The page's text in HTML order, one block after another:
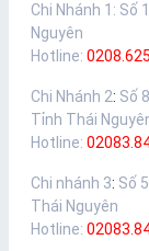
Chi Nhánh 1 : Số
Nguyên
Hotline:
Chi Nhánh 2: Số
Tỉnh Thái
Hotline:
Chi nhánh 3: Số
Thái Nguyên
Hotline: